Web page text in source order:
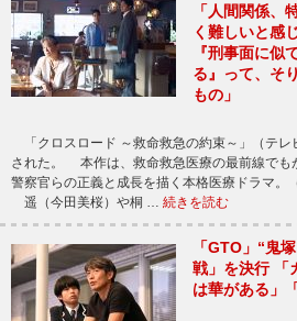
「人間関係、
く難しいと感
『刑事面に似
る』って、そ
もの」
「クロスロード ～救命救急の約束～」（テレ
された。 本作は、救命救急医療の最前線でも
警察官らの正義と成長を描く本格医療ドラマ。
遥（今田美桜）や桐 … 続きを読む
「GTO」“鬼
戦」を決行 「
は華がある」